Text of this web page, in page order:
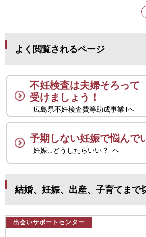
よく閲覧されるページ
不妊検査は夫婦そろって
受けましょう！
｢広島県不妊検査費等助成事業｣へ
予期しない妊娠で悩んで
｢妊娠…どうしたらいい？｣へ
結婚、妊娠、出産、子育てまで
出会いサポートセンター